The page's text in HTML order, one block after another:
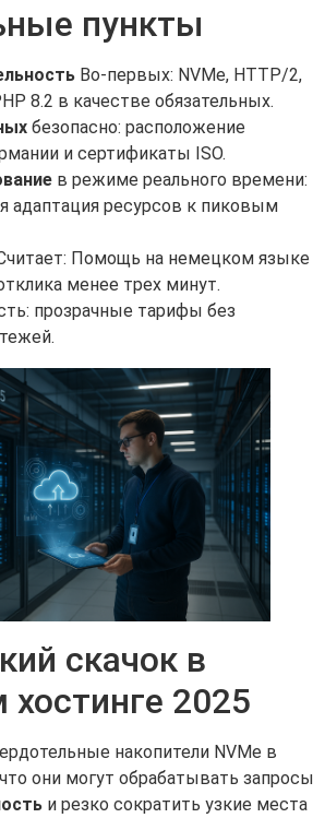
пункты
Во-первых: NVMe, HTTP/2,
8.2 в качестве обязательных.
безопасно: расположение
и сертификаты ISO.
в режиме реального времени:
адаптация ресурсов к пиковым
Помощь на немецком языке
менее трех минут.
прозрачные тарифы без
скачок в
2025
накопители NVMe в
они могут обрабатывать запросы
и резко сократить узкие места